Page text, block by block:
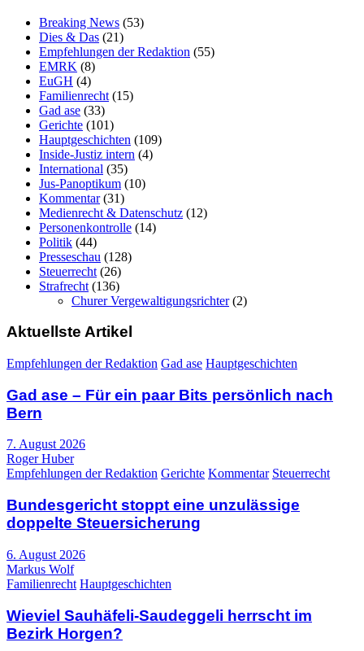
Breaking News (53)
Dies & Das (21)
Empfehlungen der Redaktion (55)
EMRK (8)
EuGH (4)
Familienrecht (15)
Gad ase (33)
Gerichte (101)
Hauptgeschichten (109)
Inside-Justiz intern (4)
International (35)
Jus-Panoptikum (10)
Kommentar(31)
Medienrecht & Datenschutz (12)
Personenkontrolle (14)
Politik (44)
Presseschau (128)
Steuerrecht (26)
Strafrecht (136)
Churer Vergewaltigungsrichter(2)
Aktuellste Artikel
Empfehlungen der Redaktion Gad ase Hauptgeschichten
Gad ase – Für ein paar Bits persönlich nach
Bern
7. August 2026
Roger Huber
Empfehlungen der Redaktion Gerichte Kommentar Steuerrecht
Bundesgericht stoppt eine unzulässige
doppelte Steuersicherung
6. August 2026
Markus Wolf
Familienrecht Hauptgeschichten
Wieviel Sauhäfeli-Saudeggeli herrscht im
Bezirk Horgen?